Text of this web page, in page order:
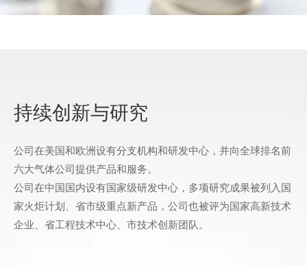
持续创新与研究
公司在美国和欧洲设有分支机构和研发中心，并向全球排名前
六大气体公司提供产品和服务。
公司在中国国内设有国家级研发中心，多项研究成果被列入国
家火炬计划、省市级重点新产品，公司也被评为国家高新技术
企业、省工程技术中心、市技术创新团队。